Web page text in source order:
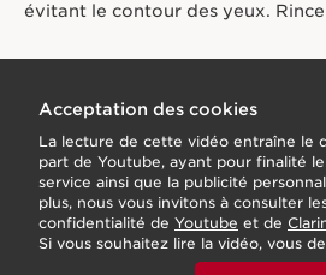
évitant le contour des yeux.
Acceptation des cookies
La lecture de cette vidéo entraîne le
part de Youtube, ayant pour finalité
service ainsi que la publicité
plus, nous vous invitons à consulter
confidentialité de Youtube et de
Si vous souhaitez lire la vidéo, vous
accord en cliquant ci-dessous.